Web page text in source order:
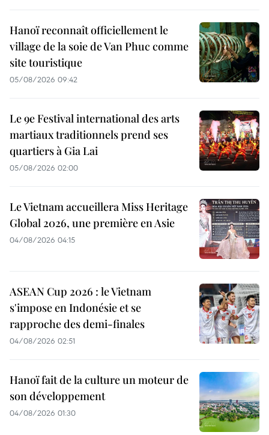
Hanoï reconnaît officiellement le
village de la soie de Van Phuc comme
site touristique
05/08/2026 09:42
Le 9e Festival international des arts
martiaux traditionnels prend ses
quartiers à Gia Lai
05/08/2026 02:00
Le Vietnam accueillera Miss Heritage
Global 2026, une première en Asie
04/08/2026 04:15
ASEAN Cup 2026 : le Vietnam
s'impose en Indonésie et se
rapproche des demi-finales
04/08/2026 02:51
Hanoï fait de la culture un moteur de
son développement
04/08/2026 01:30